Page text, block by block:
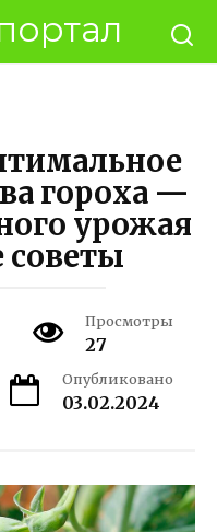
гороха —
урожая
советы
Просмотры
27
Опубликовано
03.02.2024